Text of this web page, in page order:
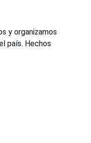
y organizamos
país. Hechos